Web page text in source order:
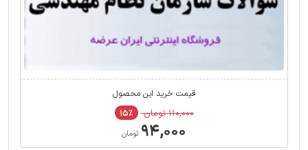
قیمت خرید این محصول
۱۱۰,۰۰۰ تومان ۱۵٪
۹۴,۰۰۰ تومان